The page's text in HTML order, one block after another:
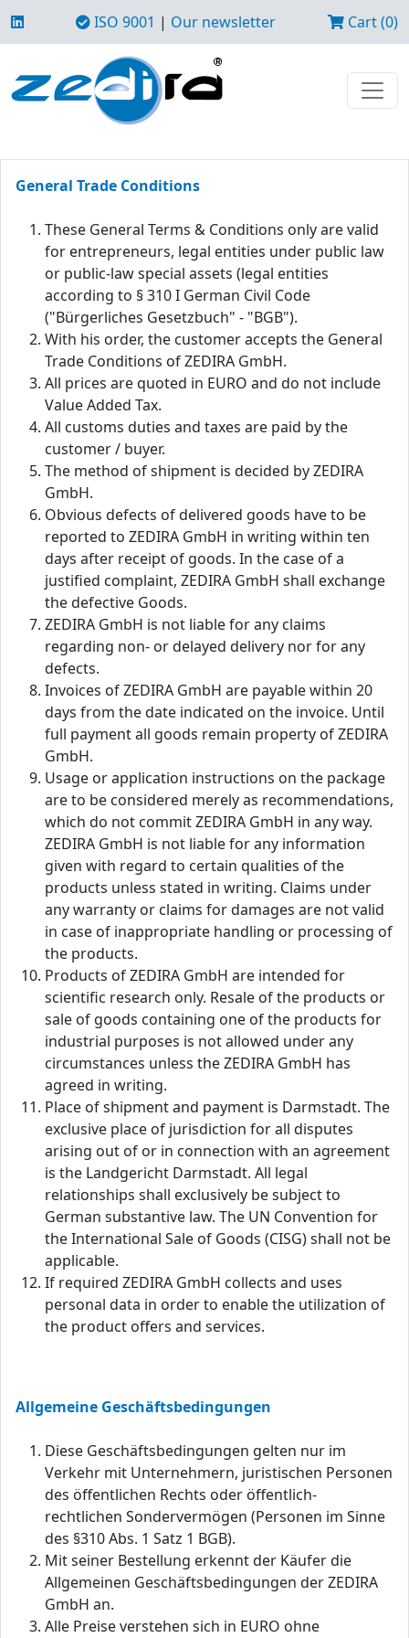
ISO 9001 | Our newsletter Cart (0)
General Trade Conditions
These General Terms & Conditions only are valid
for entrepreneurs, legal entities under public law
or public-law special assets (legal entities
according to § 310 I German Civil Code
("Bürgerliches Gesetzbuch" - "BGB").
With his order, the customer accepts the General
Trade Conditions of ZEDIRA GmbH.
All prices are quoted in EURO and do not include
Value Added Tax.
All customs duties and taxes are paid by the
customer / buyer.
The method of shipment is decided by ZEDIRA
GmbH.
Obvious defects of delivered goods have to be
reported to ZEDIRA GmbH in writing within ten
days after receipt of goods. In the case of a
justified complaint, ZEDIRA GmbH shall exchange
the defective Goods.
ZEDIRA GmbH is not liable for any claims
regarding non- or delayed delivery nor for any
defects.
Invoices of ZEDIRA GmbH are payable within 20
days from the date indicated on the invoice. Until
full payment all goods remain property of ZEDIRA
GmbH.
Usage or application instructions on the package
are to be considered merely as recommendations,
which do not commit ZEDIRA GmbH in any way.
ZEDIRA GmbH is not liable for any information
given with regard to certain qualities of the
products unless stated in writing. Claims under
any warranty or claims for damages are not valid
in case of inappropriate handling or processing of
the products.
Products of ZEDIRA GmbH are intended for
scientific research only. Resale of the products or
sale of goods containing one of the products for
industrial purposes is not allowed under any
circumstances unless the ZEDIRA GmbH has
agreed in writing.
Place of shipment and payment is Darmstadt. The
exclusive place of jurisdiction for all disputes
arising out of or in connection with an agreement
is the Landgericht Darmstadt. All legal
relationships shall exclusively be subject to
German substantive law. The UN Convention for
the International Sale of Goods (CISG) shall not be
applicable.
If required ZEDIRA GmbH collects and uses
personal data in order to enable the utilization of
the product offers and services.
Allgemeine Geschäftsbedingungen
Diese Geschäftsbedingungen gelten nur im
Verkehr mit Unternehmern, juristischen Personen
des öffentlichen Rechts oder öffentlich-
rechtlichen Sondervermögen (Personen im Sinne
des §310 Abs. 1 Satz 1 BGB).
Mit seiner Bestellung erkennt der Käufer die
Allgemeinen Geschäftsbedingungen der ZEDIRA
GmbH an.
Alle Preise verstehen sich in EURO ohne